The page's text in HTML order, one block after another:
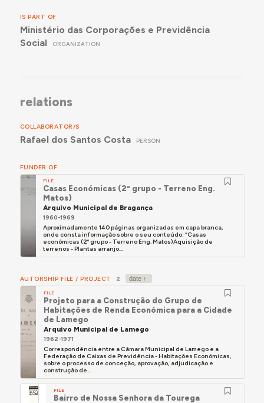
IS PART OF
Ministério das Corporações e Previdência
Social
ORGANIZATION
relations
COLLABORATOR/S
Rafael dos Santos Costa PERSON
FUNDER OF
FILE
Casas Económicas (2º grupo - Terreno Eng.
Matos)
Arquivo Municipal de Bragança
1960-1969
Aproximadamente 140 páginas organizadas em capa branca,
onde consta informação sobre o seu conteúdo: “Casas
económicas (2º grupo - Terreno Eng. Matos)Aquisição de
terrenos - Plantas arranjo...
AUTORSHIP FILE / PROJECT 2
FILE
Projeto para a Construção do Grupo de
Habitações de Renda Económica para a Cidade
de Lamego
Arquivo Municipal de Lamego
1962-1971
Correspondência entre a Câmara Municipal de Lamego e a
Federação de Caixas de Previdência - Habitações Económicas,
sobre o processo de conceção, aprovação, adjudicação e
construção de...
FILE
Bairro de Nossa Senhora da Tourega